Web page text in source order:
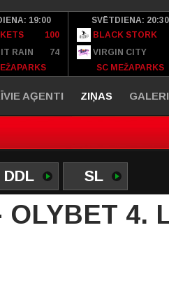
19:00
100
RAIN
74
SVĒTDIENA: 20:30
BLACK STORK
VIRGIN CITY
SC MEŽAPARKS
AĢENTI ZIŅAS
DDL SL
OLYBET 4.